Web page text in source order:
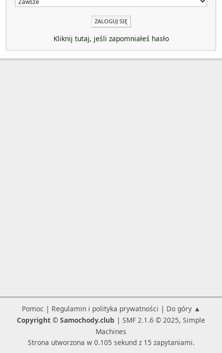
Kliknij tutaj, jeśli zapomniałeś hasło
Pomoc | Regulamin i polityka prywatności | Do góry ▲
Copyright © Samochody.club | SMF 2.1.6 © 2025, Simple
Machines
Strona utworzona w 0.105 sekund z 15 zapytaniami.